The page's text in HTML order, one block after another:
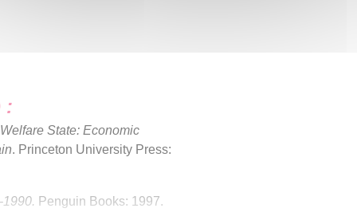
:
State: Economic
. Princeton University Press:
Penguin Books: 1997.